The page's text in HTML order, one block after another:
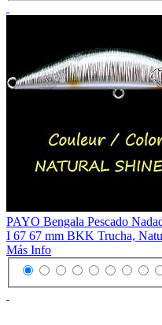
PAYO Bengala Pescado
I 67 67 mm BKK Trucha,
Más Info